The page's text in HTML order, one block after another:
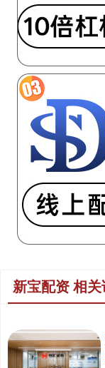
新宝配资 相